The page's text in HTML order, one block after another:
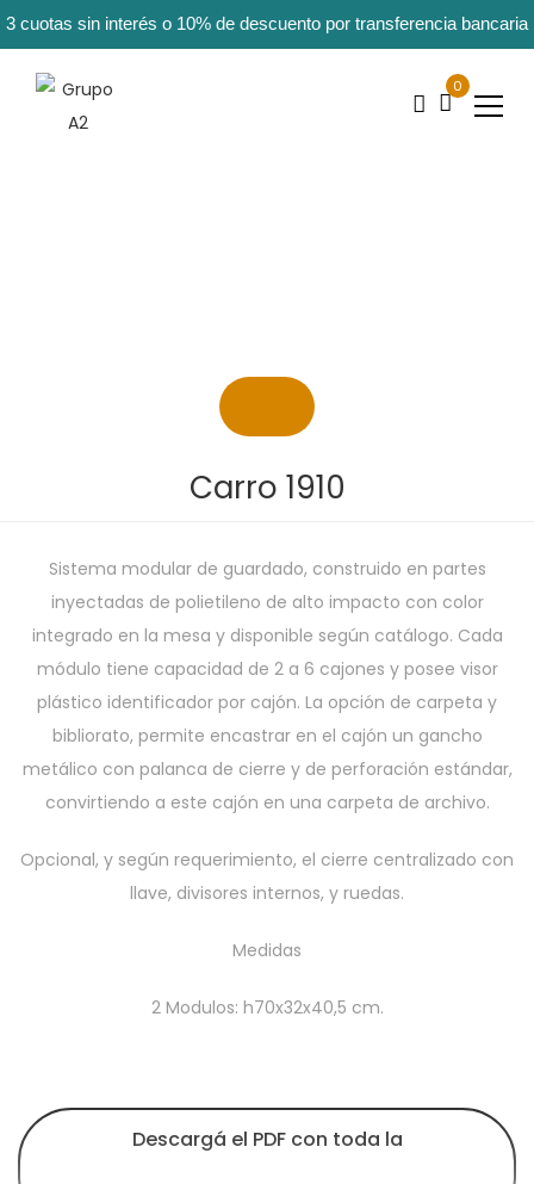
3 cuotas sin interés o 10% de descuento por transferencia bancaria
0
Carro 1910
Sistema modular de guardado, construido en partes
inyectadas de polietileno de alto impacto con color
integrado en la mesa y disponible según catálogo. Cada
módulo tiene capacidad de 2 a 6 cajones y posee visor
plástico identificador por cajón. La opción de carpeta y
bibliorato, permite encastrar en el cajón un gancho
metálico con palanca de cierre y de perforación estándar,
convirtiendo a este cajón en una carpeta de archivo.
Opcional, y según requerimiento, el cierre centralizado con
llave, divisores internos, y ruedas.
Medidas
2 Modulos: h70x32x40,5 cm.
Descargá el PDF con toda la